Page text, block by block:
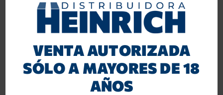
VENTA AUTORIZADA
SÓLO A MAYORES DE 18
AÑOS